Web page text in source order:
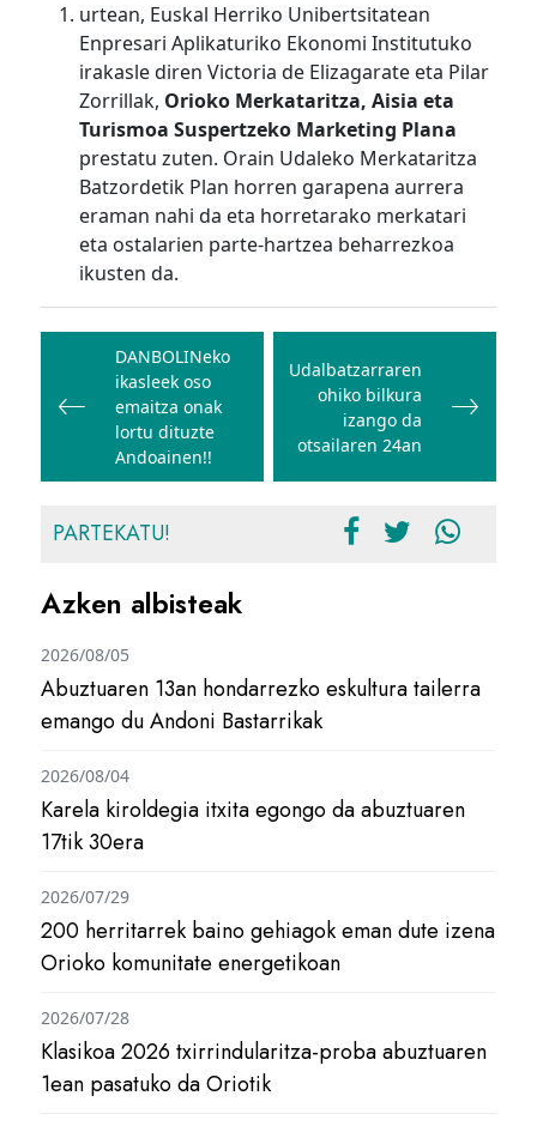
urtean, Euskal Herriko Unibertsitatean
Enpresari Aplikaturiko Ekonomi Institutuko
irakasle diren Victoria de Elizagarate eta Pilar
Zorrillak, Orioko Merkataritza, Aisia eta
Turismoa Suspertzeko Marketing Plana
prestatu zuten. Orain Udaleko Merkataritza
Batzordetik Plan horren garapena aurrera
eraman nahi da eta horretarako merkatari
eta ostalarien parte-hartzea beharrezkoa
ikusten da.
Bidalketetan
zehar
nabigatu
DANBOLINeko
ikasleek oso
emaitza onak
lortu dituzte
Andoainen!!
Udalbatzarraren
ohiko bilkura
izango da
otsailaren 24an
PARTEKATU!
Azken albisteak
Abuztuaren 13an hondarrezko eskultura tailerra
emango du Andoni Bastarrikak
2026/08/05
Karela kiroldegia itxita egongo da abuztuaren
17tik 30era
2026/08/04
200 herritarrek baino gehiagok eman dute izena
Orioko komunitate energetikoan
2026/07/29
Klasikoa 2026 txirrindularitza-proba abuztuaren
1ean pasatuko da Oriotik
2026/07/28